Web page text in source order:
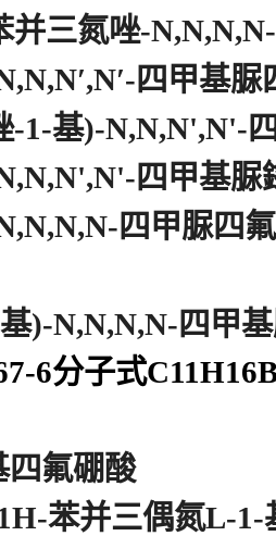
并三氮唑-
四甲基
-1-基)-N,N,N',N'-
四甲基脲
四甲脲四
)-N,N,N,N-四甲
6分子式
四氟硼酸
苯并三偶氮L-1-